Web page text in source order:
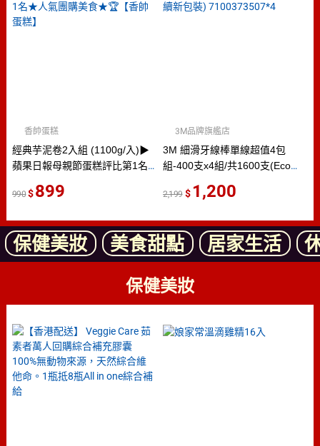
經典芋泥卷2入組 (1100g/入)▶
蘋果日報母親節蛋糕評比第1名
香帥蛋糕
990 899
3M 細滑牙線棒單線超值4包
組-400支x4組/共1600支(Eco永
3M品牌旗艦店
2,199 1,200
保健美妝 美食甜點 居家生活
保健美妝